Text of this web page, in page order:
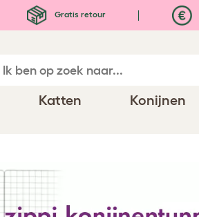
Gratis retour
Katten Konijnen